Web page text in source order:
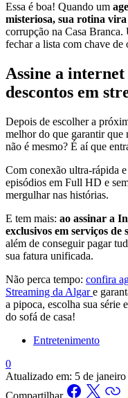
Essa é boa! Quando um
misteriosa, sua rotina
corrupção na Casa Branca.
fechar a lista com chave de
Assine a
descontos em
Depois de escolher a
melhor do que garantir que
não é mesmo? É aí que
Com conexão ultra-rápida
episódios em Full HD e
mergulhar nas histórias.
E tem mais: ao assinar a
exclusivos em serviços
além de conseguir pagar
sua fatura unificada.
Não perca tempo: confira
Streaming da Algare
a pipoca, escolha sua série
do sofá de casa!
Entretenimento
0
Atualizado em: 5 de